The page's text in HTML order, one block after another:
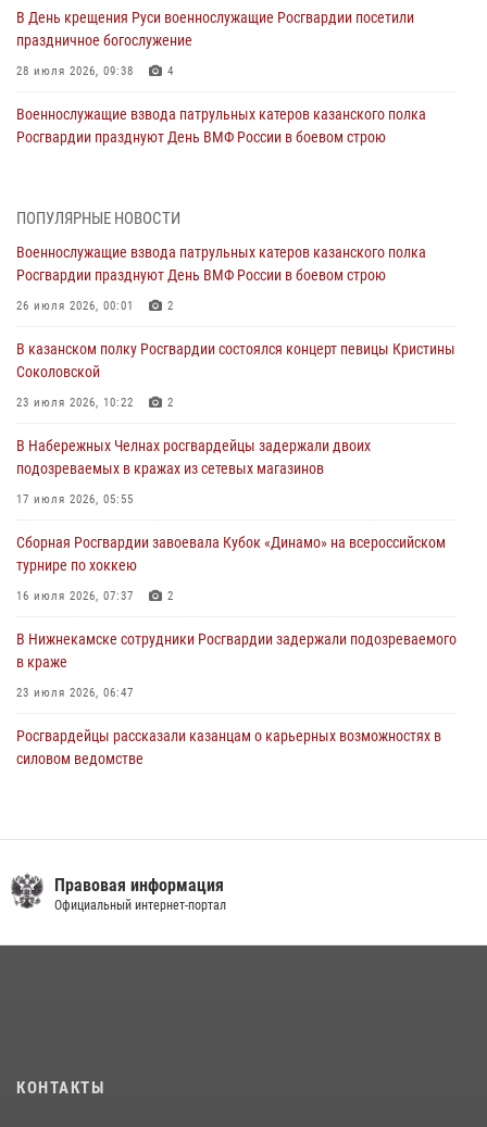
В День крещения Руси военнослужащие Росгвардии посетили
праздничное богослужение
28 июля 2026, 09:38 4
Военнослужащие взвода патрульных катеров казанского полка
Росгвардии празднуют День ВМФ России в боевом строю
Татарстанские росгвардейцы завоевали «бронзу» в окружном этапе
24 июля 2026, 15:05
В казанском полку Росгвардии состоялся концерт певицы Кристины
23 июля 2026, 10:22
В Нижнекамске сотрудники Росгвардии задержали подозреваемого
23 июля 2026, 06:47
В Казани Росгвардия приняла участие в обеспечении безопасности
22 июля 2026, 07:41
ПОПУЛЯРНЫЕ НОВОСТИ
Военнослужащие взвода патрульных катеров казанского полка
Росгвардии празднуют День ВМФ России в боевом строю
26 июля 2026, 00:01 2
В казанском полку Росгвардии состоялся концерт певицы Кристины
Соколовской
23 июля 2026, 10:22 2
В Набережных Челнах росгвардейцы задержали двоих
подозреваемых в кражах из сетевых магазинов
17 июля 2026, 05:55
Сборная Росгвардии завоевала Кубок «Динамо» на всероссийском
турнире по хоккею
16 июля 2026, 07:37 2
В Нижнекамске сотрудники Росгвардии задержали подозреваемого
в краже
23 июля 2026, 06:47
Росгвардейцы рассказали казанцам о карьерных возможностях в
силовом ведомстве
22 июля 2026, 07:41 6
10 июля 2026, 12:50
Правовая информация
Официальный интернет-портал
КОНТАКТЫ